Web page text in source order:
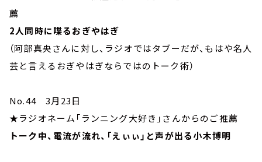
薦
2人同時に喋るおぎやはぎ
（阿部真央さんに対し、ラジオではタブーだが、もはや名人
芸と言えるおぎやはぎならではのトーク術）
No.44 3月23日
★ラジオネーム「ランニング大好き」さんからのご推薦
トーク中、電流が流れ、「えぃぃ」と声が出る小木博明